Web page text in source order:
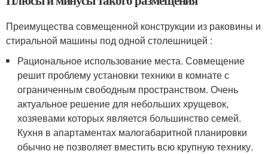
Преимущества совмещенной конструкции из раковины и
стиральной машины под одной столешницей :
Рациональное использование места. Совмещение
решит проблему установки техники в комнате с
ограниченным свободным пространством. Очень
актуальное решение для небольших хрущевок,
хозяевами которых является большинство семей.
Кухня в апартаментах малогабаритной планировки
обычно не позволяет вместить всю крупную технику.